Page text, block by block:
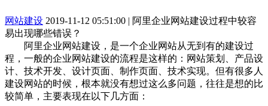
网站建设 2019-11-12 05:51:00 | 阿里企业网站建设过程中较容
易出现哪些错误？
阿里企业网站建设，是一个企业网站从无到有的建设过
程，一般的企业网站建设的流程是这样的：网站策划、产品设
计、技术开发、设计页面、制作页面、技术实现。但有很多人
建设网站的时候，根本就没有想过这么多问题，往往是想的比
较简单，主要表现在以下几方面：